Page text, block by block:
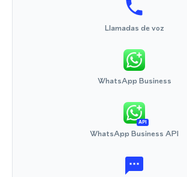
Llamadas de voz
WhatsApp Business
API
WhatsApp Business API